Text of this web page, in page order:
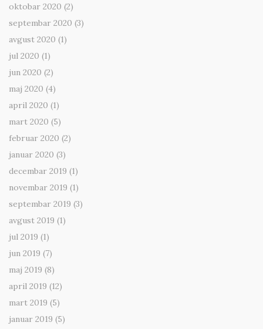
oktobar 2020 (2)
septembar 2020 (3)
avgust 2020 (1)
jul 2020 (1)
jun 2020 (2)
maj 2020 (4)
april 2020 (1)
mart 2020 (5)
februar 2020 (2)
januar 2020 (3)
decembar 2019 (1)
novembar 2019 (1)
septembar 2019 (3)
avgust 2019 (1)
jul 2019 (1)
jun 2019 (7)
maj 2019 (8)
april 2019 (12)
mart 2019 (5)
januar 2019 (5)